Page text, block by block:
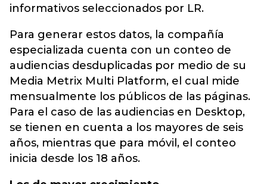
informativos seleccionados por LR.
Para generar estos datos, la compañía
especializada cuenta con un conteo de
audiencias desduplicadas por medio de su
Media Metrix Multi Platform, el cual mide
mensualmente los públicos de las páginas.
Para el caso de las audiencias en Desktop,
se tienen en cuenta a los mayores de seis
años, mientras que para móvil, el conteo
inicia desde los 18 años.